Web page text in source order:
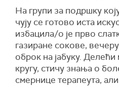
На групи за подршку
чују се готово иста
избацила/о је прво
газиране сокове,
оброк на јабуку.
кругу, стичу знања о
смернице терапеута,